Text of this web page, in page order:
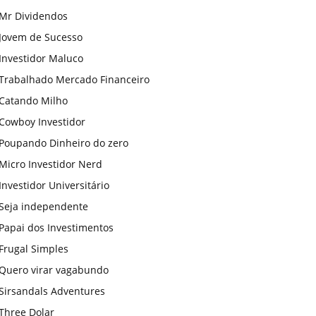
Mr Dividendos
Jovem de Sucesso
Investidor Maluco
Mercado Financeiro
Milho
Investidor
Poupando Dinheiro do zero
Micro Investidor Nerd
Investidor Universitário
independente
Papai dos Investimentos
Frugal Simples
virar vagabundo
Adventures
Dolar